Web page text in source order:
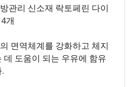
관리 신소재 락토페린 다이
개
면역체계를 강화하고 체지
데 도움이 되는 우유에 함유